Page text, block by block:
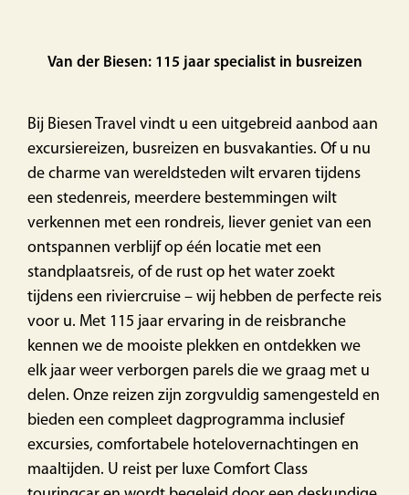
Van der Biesen: 115 jaar specialist in busreizen
Bij Biesen Travel vindt u een uitgebreid aanbod aan
excursiereizen, busreizen en busvakanties. Of u nu
de charme van wereldsteden wilt ervaren tijdens
een stedenreis, meerdere bestemmingen wilt
verkennen met een rondreis, liever geniet van een
ontspannen verblijf op één locatie met een
standplaatsreis, of de rust op het water zoekt
tijdens een riviercruise – wij hebben de perfecte reis
voor u. Met 115 jaar ervaring in de reisbranche
kennen we de mooiste plekken en ontdekken we
elk jaar weer verborgen parels die we graag met u
delen. Onze reizen zijn zorgvuldig samengesteld en
bieden een compleet dagprogramma inclusief
excursies, comfortabele hotelovernachtingen en
maaltijden. U reist per luxe Comfort Class